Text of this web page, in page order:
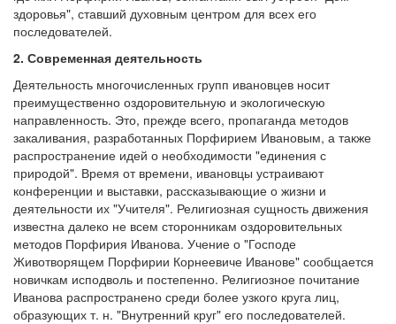
здоровья", ставший духовным центром для всех его
последователей.
2. Современная деятельность
Деятельность многочисленных групп ивановцев носит
преимущественно оздоровительную и экологическую
направленность. Это, прежде всего, пропаганда методов
закаливания, разработанных Порфирием Ивановым, а также
распространение идей о необходимости "единения с
природой". Время от времени, ивановцы устраивают
конференции и выставки, рассказывающие о жизни и
деятельности их "Учителя". Религиозная сущность движения
известна далеко не всем сторонникам оздоровительных
методов Порфирия Иванова. Учение о "Господе
Животворящем Порфирии Корнеевиче Иванове" сообщается
новичкам исподволь и постепенно. Религиозное почитание
Иванова распространено среди более узкого круга лиц,
образующих т. н. "Внутренний круг" его последователей.